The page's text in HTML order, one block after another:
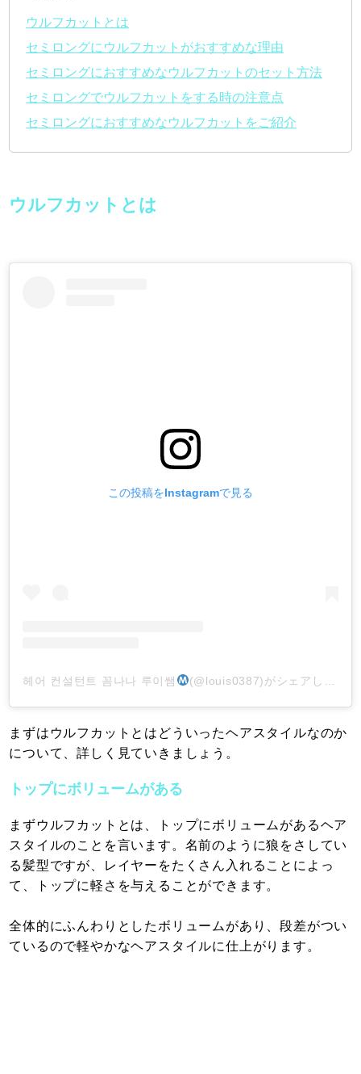
ウルフカットとは
セミロングにウルフカットがおすすめな理由
セミロングにおすすめなウルフカットのセット方法
セミロングでウルフカットをする時の注意点
セミロングにおすすめなウルフカットをご紹介
ウルフカットとは
この投稿をInstagramで見る
헤어 컨설턴트 꼼나나 루이쌤 (@louis0387)がシェアした投稿
まずはウルフカットとはどういったヘアスタイルなのか
について、詳しく見ていきましょう。
トップにボリュームがある
まずウルフカットとは、トップにボリュームがあるヘア
スタイルのことを言います。名前のように狼をさしてい
る髪型ですが、レイヤーをたくさん入れることによっ
て、トップに軽さを与えることができます。
全体的にふんわりとしたボリュームがあり、段差がつい
ているので軽やかなヘアスタイルに仕上がります。